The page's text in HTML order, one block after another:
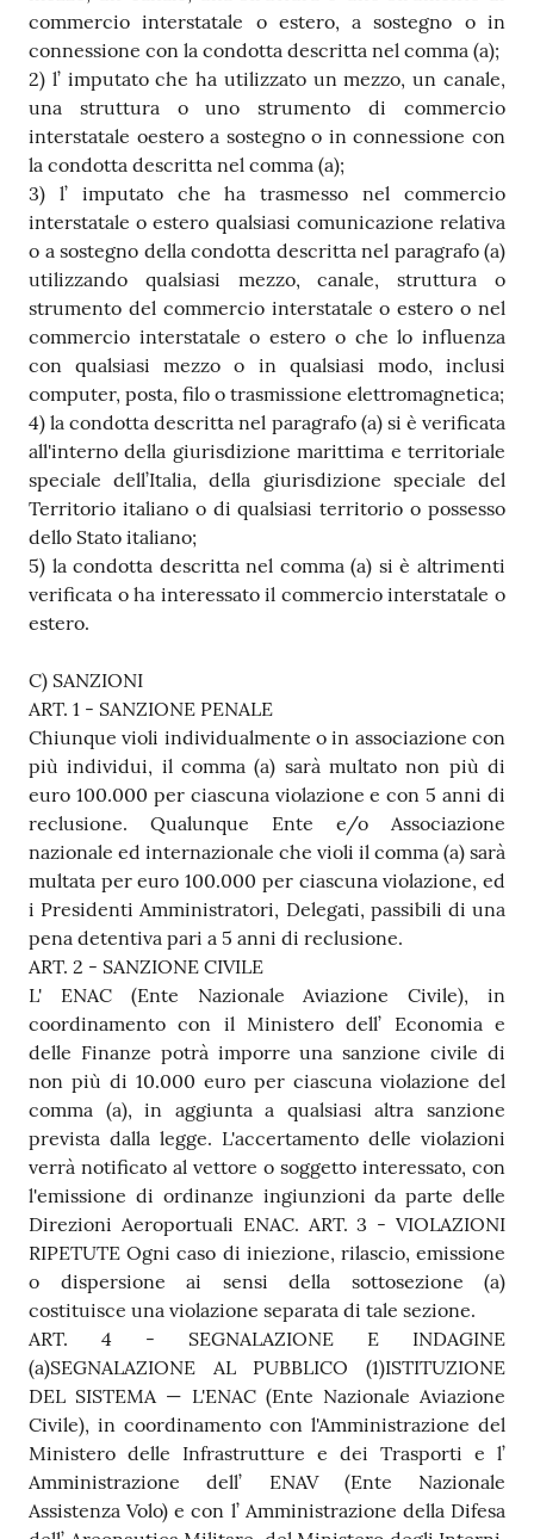
commercio interstatale o estero, a sostegno o in
connessione con la condotta descritta nel comma (a);
2) l’ imputato che ha utilizzato un mezzo, un canale,
una struttura o uno strumento di commercio
interstatale oestero a sostegno o in connessione con
la condotta descritta nel comma (a);
3) l’ imputato che ha trasmesso nel commercio
interstatale o estero qualsiasi comunicazione relativa
o a sostegno della condotta descritta nel paragrafo (a)
utilizzando qualsiasi mezzo, canale, struttura o
strumento del commercio interstatale o estero o nel
commercio interstatale o estero o che lo influenza
con qualsiasi mezzo o in qualsiasi modo, inclusi
computer, posta, filo o trasmissione elettromagnetica;
4) la condotta descritta nel paragrafo (a) si è verificata
all'interno della giurisdizione marittima e territoriale
speciale dell’Italia, della giurisdizione speciale del
Territorio italiano o di qualsiasi territorio o possesso
dello Stato italiano;
5) la condotta descritta nel comma (a) si è altrimenti
verificata o ha interessato il commercio interstatale o
estero.
C) SANZIONI
ART. 1 - SANZIONE PENALE
Chiunque violi individualmente o in associazione con
più individui, il comma (a) sarà multato non più di
euro 100.000 per ciascuna violazione e con 5 anni di
reclusione. Qualunque Ente e/o Associazione
nazionale ed internazionale che violi il comma (a) sarà
multata per euro 100.000 per ciascuna violazione, ed
i Presidenti Amministratori, Delegati, passibili di una
pena detentiva pari a 5 anni di reclusione.
ART. 2 - SANZIONE CIVILE
L' ENAC (Ente Nazionale Aviazione Civile), in
coordinamento con il Ministero dell’ Economia e
delle Finanze potrà imporre una sanzione civile di
non più di 10.000 euro per ciascuna violazione del
comma (a), in aggiunta a qualsiasi altra sanzione
prevista dalla legge. L'accertamento delle violazioni
verrà notificato al vettore o soggetto interessato, con
l'emissione di ordinanze ingiunzioni da parte delle
Direzioni Aeroportuali ENAC. ART. 3 - VIOLAZIONI
RIPETUTE Ogni caso di iniezione, rilascio, emissione
o dispersione ai sensi della sottosezione (a)
costituisce una violazione separata di tale sezione.
ART. 4 - SEGNALAZIONE E INDAGINE
(a)SEGNALAZIONE AL PUBBLICO (1)ISTITUZIONE
DEL SISTEMA — L'ENAC (Ente Nazionale Aviazione
Civile), in coordinamento con l'Amministrazione del
Ministero delle Infrastrutture e dei Trasporti e l’
Amministrazione dell’ ENAV (Ente Nazionale
Assistenza Volo) e con l’ Amministrazione della Difesa